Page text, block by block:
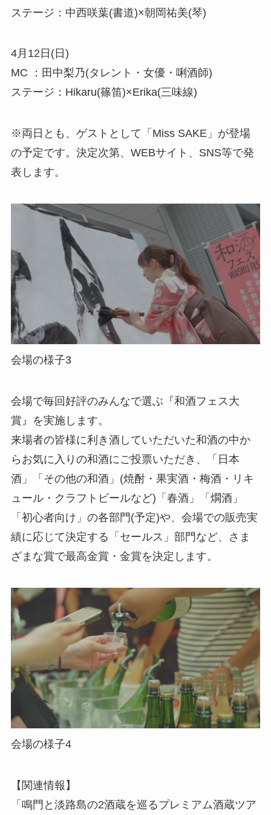
ステージ：中西咲葉(書道)×朝岡祐美(琴)
4月12日(日)
MC ：田中梨乃(タレント・女優・唎酒師)
ステージ：Hikaru(篠笛)×Erika(三味線)
※両日とも、ゲストとして「Miss SAKE」が登場
の予定です。決定次第、WEBサイト、SNS等で発
表します。
会場の様子3
会場で毎回好評のみんなで選ぶ『和酒フェス大
賞』を実施します。
来場者の皆様に利き酒していただいた和酒の中か
らお気に入りの和酒にご投票いただき、「日本
酒」「その他の和酒」(焼酎・果実酒・梅酒・リキ
ュール・クラフトビールなど)「春酒」「燗酒」
「初心者向け」の各部門(予定)や、会場での販売実
績に応じて決定する「セールス」部門など、さま
ざまな賞で最高金賞・金賞を決定します。
会場の様子4
【関連情報】
「鳴門と淡路島の2酒蔵を巡るプレミアム酒蔵ツア